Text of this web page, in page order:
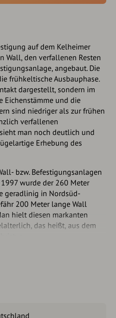
auf dem Kelheimer
Wall, den verfallenen Resten
angebaut. Die
frühkeltische Ausbauphase.
dargestellt, sondern im
Eichenstämme und die
sind niedriger als zur frühen
verfallenen
man noch deutlich und
Erhebung des
bzw. Befestigungsanlagen
wurde der 260 Meter
geradlinig in Nordsüd-
200 Meter lange Wall
hielt diesen markanten
das heißt, aus dem
dass der Wall mindestens in
Plattenkalken
50 cm starke